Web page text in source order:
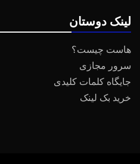
لینک دوستان
هاست چیست؟
سرور مجازی
جایگاه کلمات کلیدی
خرید بک لینک